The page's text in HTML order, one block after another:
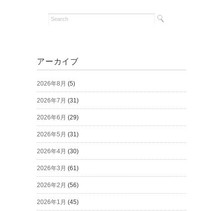
アーカイブ
2026年8月 (5)
2026年7月 (31)
2026年6月 (29)
2026年5月 (31)
2026年4月 (30)
2026年3月 (61)
2026年2月 (56)
2026年1月 (45)